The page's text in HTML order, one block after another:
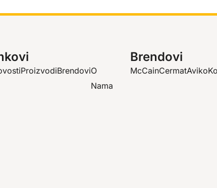
ProizvodiBrendoviO
Nama
Brendovi
McCainCermatAviko